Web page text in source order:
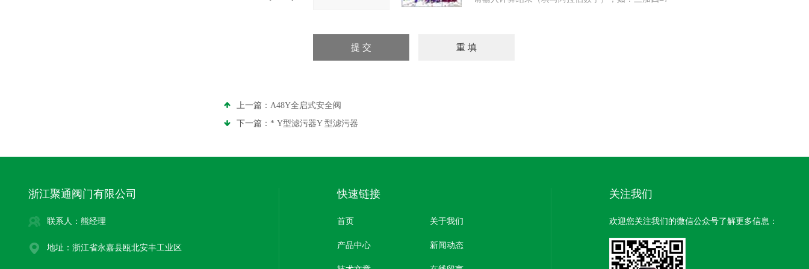
上一篇： A48Y全启式安全阀
下一篇： * Y型滤污器Y 型滤污器
浙江聚通阀门有限公司
联系人：熊经理
地址：浙江省永嘉县瓯北安丰工业区
快速链接
首页 关于我们
产品中心 新闻动态
关注我们
欢迎您关注我们的微信公众号了解更多信息：